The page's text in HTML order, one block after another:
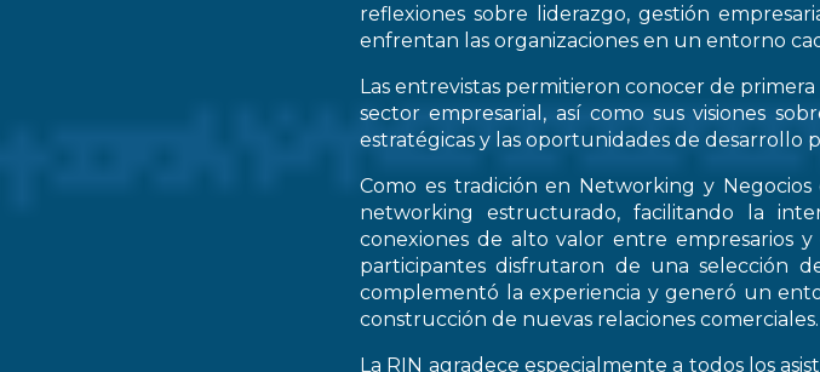
reflexiones sobre liderazgo, gestión
enfrentan las organizaciones en un entorno
Las entrevistas permitieron conocer de
sector empresarial, así como sus visiones
estratégicas y las oportunidades de desarrollo
Como es tradición en Networking y
networking estructurado, facilitando la
conexiones de alto valor entre empresarios y
participantes disfrutaron de una selección
complementó la experiencia y generó un
construcción de nuevas relaciones comerciales.
La RIN agradece especialmente a todos los